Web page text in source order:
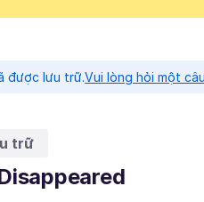
được lưu trữ.Vui lòng hỏi một
trữ